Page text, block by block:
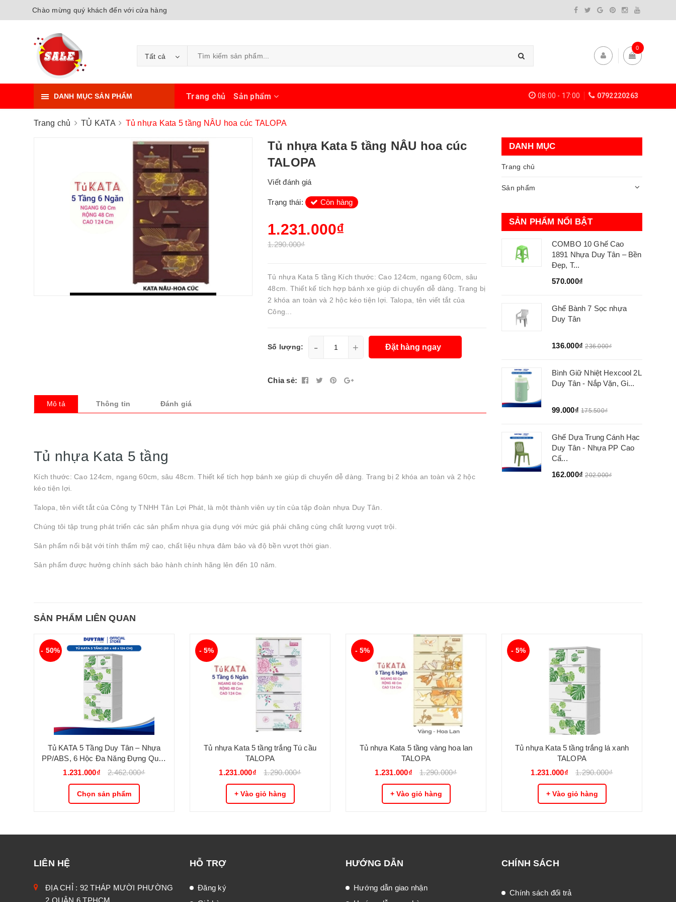
Chào mừng quý khách đến với cửa hàng
Tất cả
0
DANH MỤC SẢN PHẨM Trang chủ Sản phẩm 08:00 - 17:00 0792220263
Trang chủ TỦ KATA Tủ nhựa Kata 5 tầng NÂU hoa cúc TALOPA
Tủ nhựa Kata 5 tầng NÂU hoa cúc
TALOPA
Viết đánh giá
Trạng thái: Còn hàng
1.231.000₫
1.290.000₫
Tủ nhựa Kata 5 tầng Kích thước: Cao 124cm, ngang 60cm, sâu
48cm. Thiết kế tích hợp bánh xe giúp di chuyển dễ dàng. Trang bị
2 khóa an toàn và 2 hộc kéo tiện lợi. Talopa, tên viết tắt của
Công...
Số lượng: - + Đặt hàng ngay
Chia sẻ:
Mô tả Thông tin Đánh giá
Tủ nhựa Kata 5 tầng
Kích thước: Cao 124cm, ngang 60cm, sâu 48cm. Thiết kế tích hợp bánh xe giúp di chuyển dễ dàng. Trang bị 2 khóa an toàn và 2 hộc
kéo tiện lợi.
Talopa, tên viết tắt của Công ty TNHH Tân Lợi Phát, là một thành viên uy tín của tập đoàn nhựa Duy Tân.
Chúng tôi tập trung phát triển các sản phẩm nhựa gia dụng với mức giá phải chăng cùng chất lượng vượt trội.
Sản phẩm nổi bật với tính thẩm mỹ cao, chất liệu nhựa đảm bảo và độ bền vượt thời gian.
Sản phẩm được hưởng chính sách bảo hành chính hãng lên đến 10 năm.
DANH MỤC
Trang chủ
Sản phẩm
SẢN PHẨM NỔI BẬT
COMBO 10 Ghế Cao
1891 Nhựa Duy Tân – Bền
Đẹp, T...
570.000₫
Ghế Bành 7 Sọc nhựa
Duy Tân
136.000₫ 236.000₫
Bình Giữ Nhiệt Hexcool 2L
Duy Tân - Nắp Vặn, Gi...
99.000₫ 175.500₫
Ghế Dựa Trung Cánh Hạc
Duy Tân - Nhựa PP Cao
Cấ...
162.000₫ 202.000₫
SẢN PHẨM LIÊN QUAN
- 50%
Tủ KATA 5 Tầng Duy Tân – Nhựa
PP/ABS, 6 Hộc Đa Năng Đựng Quần
Áo
1.231.000₫ 2.462.000₫
Chọn sản phẩm
- 5%
Tủ nhựa Kata 5 tầng trắng Tú cầu
TALOPA
1.231.000₫
1.290.000₫
+ Vào giỏ hàng
- 5%
Tủ nhựa Kata 5 tầng vàng hoa lan
TALOPA
1.231.000₫
1.290.000₫
+ Vào giỏ hàng
- 5%
Tủ nhựa Kata 5 tầng trắng lá xanh
TALOPA
1.231.000₫
1.290.000₫
+ Vào giỏ hàng
LIÊN HỆ
ĐỊA CHỈ : 92 THÁP MƯỜI PHƯỜNG
2 QUẬN 6 TPHCM
HỖ TRỢ
Đăng ký
HƯỚNG DẪN
Hướng dẫn giao nhận
CHÍNH SÁCH
Chính sách đổi trả